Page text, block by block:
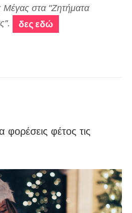
στα "Ζητήματα
δες εδώ
φορέσεις φέτος τις